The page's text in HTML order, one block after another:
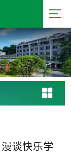
谈快乐学